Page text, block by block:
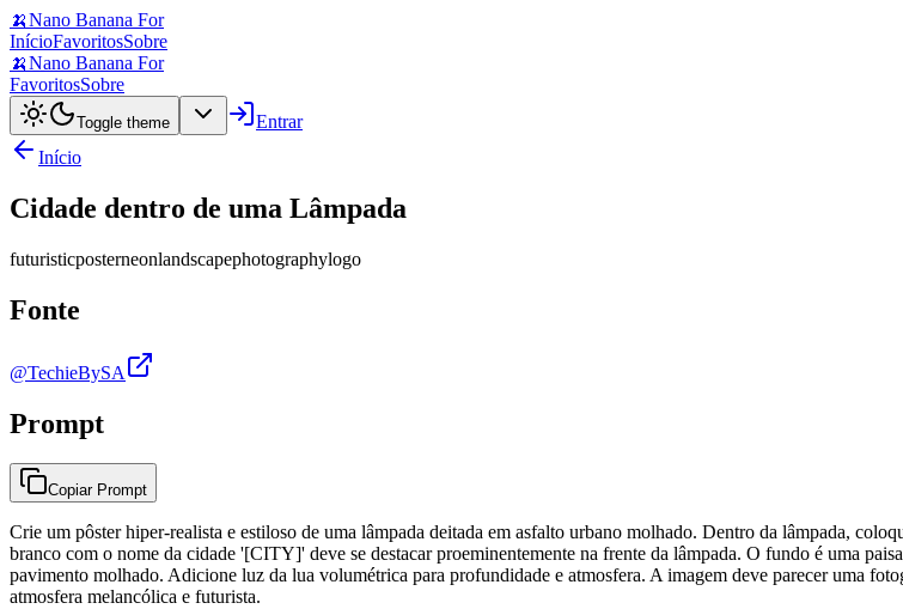
🍌Nano Banana For
InícioFavoritosSobre
🍌Nano Banana For
FavoritosSobre
Toggle theme
Entrar
Início
Cidade dentro de uma Lâmpada
futuristicposterneonlandscapephotographylogo
Fonte
@TechieBySA
Prompt
Copiar Prompt
Crie um pôster hiper-realista e estiloso de uma lâmpada deitada em asfalto urbano molhado. Dentro da lâmpada,
branco com o nome da cidade '[CITY]' deve se destacar proeminentemente na frente da lâmpada. O fundo é uma
pavimento molhado. Adicione luz da lua volumétrica para profundidade e atmosfera. A imagem deve parecer uma
atmosfera melancólica e futurista.